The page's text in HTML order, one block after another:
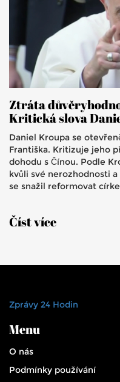
Ztráta
Kritická slova
Daniel Kroupa se
Františka. Kritizuje jeho
dohodu s Čínou. Podle
kvůli své nerozhodnosti
se snažil reformovat
Číst více
Zprávy 24 Hodin
Menu
O nás
Podmínky používání